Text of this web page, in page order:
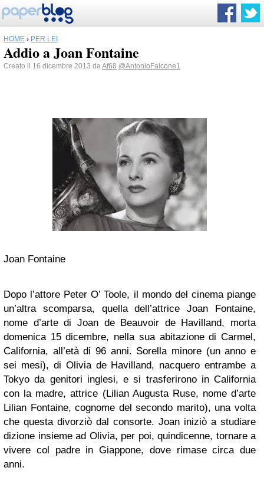
HOME › PER LEI
Addio a Joan Fontaine
Creato il 16 dicembre 2013 daAf68 @AntonioFalcone1
Joan Fontaine
Dopo l’attore Peter O’ Toole, il mondo del cinema piange
un’altra scomparsa, quella dell’attrice Joan Fontaine,
nome d’arte di Joan de Beauvoir de Havilland, morta
domenica 15 dicembre, nella sua abitazione di Carmel,
California, all’età di 96 anni. Sorella minore (un anno e
sei mesi), di Olivia de Havilland, nacquero entrambe a
Tokyo da genitori inglesi, e si trasferirono in California
con la madre, attrice (Lilian Augusta Ruse, nome d’arte
Lilian Fontaine, cognome del secondo marito), una volta
che questa divorziò dal consorte. Joan iniziò a studiare
dizione insieme ad Olivia, per poi, quindicenne, tornare a
vivere col padre in Giappone, dove rimase circa due
anni.